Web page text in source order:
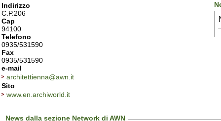
Indirizzo
C.P.206
Cap
94100
Telefono
0935/531590
Fax
0935/531590
e-mail
architettienna@awn.it
Sito
www.en.archiworld.it
News dalla sezione Network di AWN